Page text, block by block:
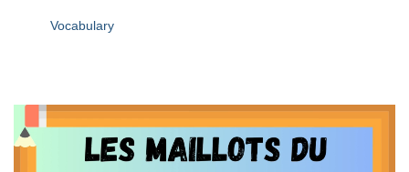
Vocabulary